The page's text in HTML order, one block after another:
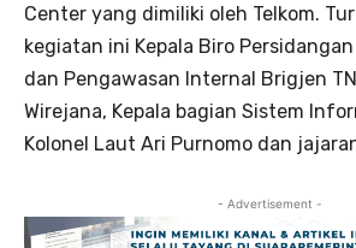
Center yang dimiliki oleh Telkom.
kegiatan ini Kepala Biro
dan Pengawasan Internal Brigjen
Wirejana, Kepala bagian Sistem
Kolonel Laut Ari Purnomo dan
- Advertisement -